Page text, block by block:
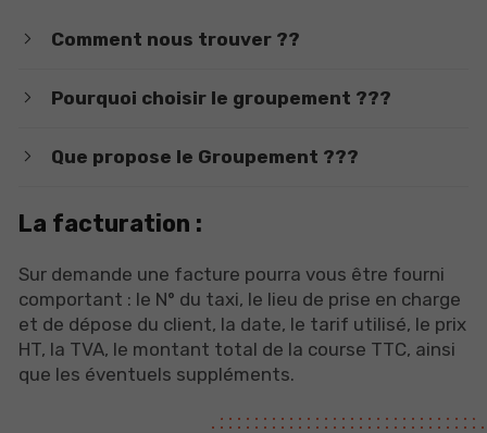
Comment nous trouver ??
Pourquoi choisir le groupement ???
Que propose le Groupement ???
La facturation :
Sur demande une facture pourra vous être fourni
comportant : le N° du taxi, le lieu de prise en charge
et de dépose du client, la date, le tarif utilisé, le prix
HT, la TVA, le montant total de la course TTC, ainsi
que les éventuels suppléments.